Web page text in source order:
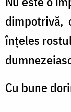
dimpotrivă,
înțeles
Cu bune